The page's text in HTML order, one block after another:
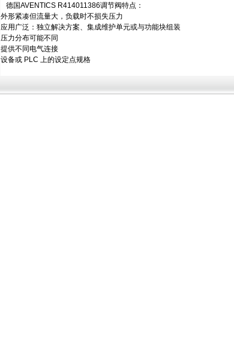
德国AVENTICS R414011386调节阀特点：
外形紧凑但流量大，负载时不损失压力
应用广泛：独立解决方案、集成维护单元或与功能块组装
压力分布可能不同
提供不同电气连接
设备或 PLC 上的设定点规格